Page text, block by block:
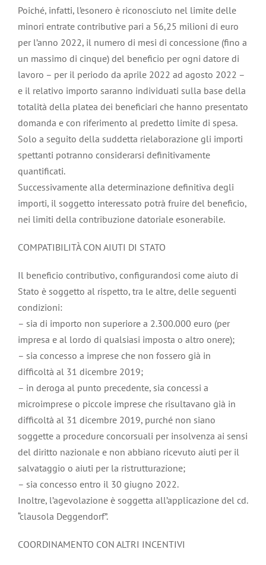
Poiché, infatti, l’esonero è riconosciuto nel limite delle
minori entrate contributive pari a 56,25 milioni di euro
per l’anno 2022, il numero di mesi di concessione (fino a
un massimo di cinque) del beneficio per ogni datore di
lavoro – per il periodo da aprile 2022 ad agosto 2022 –
e il relativo importo saranno individuati sulla base della
totalità della platea dei beneficiari che hanno presentato
domanda e con riferimento al predetto limite di spesa.
Solo a seguito della suddetta rielaborazione gli importi
spettanti potranno considerarsi definitivamente
quantificati.
Successivamente alla determinazione definitiva degli
importi, il soggetto interessato potrà fruire del beneficio,
nei limiti della contribuzione datoriale esonerabile.
COMPATIBILITÀ CON AIUTI DI STATO
Il beneficio contributivo, configurandosi come aiuto di
Stato è soggetto al rispetto, tra le altre, delle seguenti
condizioni:
– sia di importo non superiore a 2.300.000 euro (per
impresa e al lordo di qualsiasi imposta o altro onere);
– sia concesso a imprese che non fossero già in
difficoltà al 31 dicembre 2019;
– in deroga al punto precedente, sia concessi a
microimprese o piccole imprese che risultavano già in
difficoltà al 31 dicembre 2019, purché non siano
soggette a procedure concorsuali per insolvenza ai sensi
del diritto nazionale e non abbiano ricevuto aiuti per il
salvataggio o aiuti per la ristrutturazione;
– sia concesso entro il 30 giugno 2022.
Inoltre, l’agevolazione è soggetta all’applicazione del cd.
“clausola Deggendorf”.
COORDINAMENTO CON ALTRI INCENTIVI